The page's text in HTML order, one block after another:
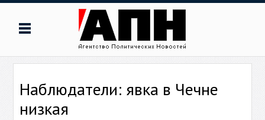
Наблюдатели: явка в Чечне
низкая